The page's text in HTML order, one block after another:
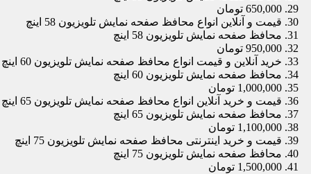
650,000 تومان
قیمت و آنلاین انواع محافظ صفحه نمایش تلویزیون 58 اینچ
محافظ صفحه نمایش تلویزیون 58 اینچ
950,000 تومان
خرید آنلاین و قیمت انواع محافظ صفحه نمایش تلویزیون 60 اینچ
محافظ صفحه نمایش تلویزیون 60 اینچ
1,000,000 تومان
قیمت و خرید آنلاین انواع محافظ صفحه نمایش تلویزیون 65 اینچ
محافظ صفحه نمایش تلویزیون 65 اینچ
1,100,000 تومان
قیمت و خرید اینترنتی محافظ صفحه نمایش تلویزیون 75 اینچ
محافظ صفحه نمایش تلویزیون 75 اینچ
1,500,000 تومان